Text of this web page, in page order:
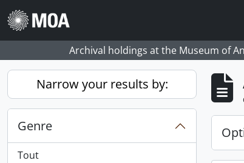
Skip to main content
Archival holdings at the Museum of
Narrow your results by:
Genre
Tout